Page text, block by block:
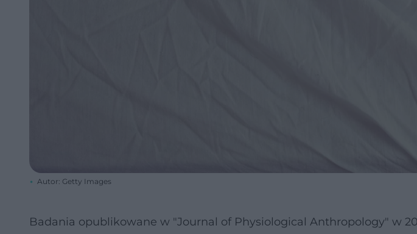
Autor: Getty Images
Badania opublikowane w "Journal of Physiological Anthropology" w